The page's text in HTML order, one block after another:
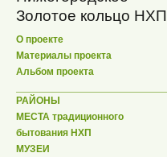
Золотое кольцо НХП
О проекте
Материалы проекта
Альбом проекта
РАЙОНЫ
МЕСТА традиционного
бытования НХП
МУЗЕИ